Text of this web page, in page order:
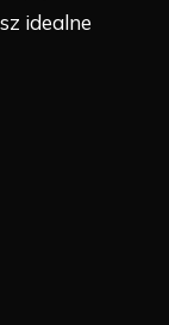
idealne